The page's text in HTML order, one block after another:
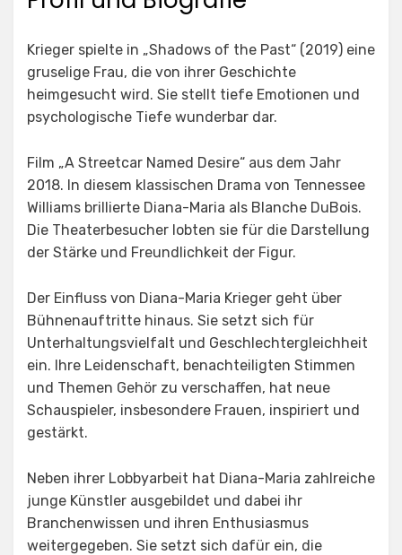
Krieger spielte in „Shadows of the Past“ (2019) eine
gruselige Frau, die von ihrer Geschichte
heimgesucht wird. Sie stellt tiefe Emotionen und
psychologische Tiefe wunderbar dar.
Film „A Streetcar Named Desire“ aus dem Jahr
2018. In diesem klassischen Drama von Tennessee
Williams brillierte Diana-Maria als Blanche DuBois.
Die Theaterbesucher lobten sie für die Darstellung
der Stärke und Freundlichkeit der Figur.
Der Einfluss von Diana-Maria Krieger geht über
Bühnenauftritte hinaus. Sie setzt sich für
Unterhaltungsvielfalt und Geschlechtergleichheit
ein. Ihre Leidenschaft, benachteiligten Stimmen
und Themen Gehör zu verschaffen, hat neue
Schauspieler, insbesondere Frauen, inspiriert und
gestärkt.
Neben ihrer Lobbyarbeit hat Diana-Maria zahlreiche
junge Künstler ausgebildet und dabei ihr
Branchenwissen und ihren Enthusiasmus
weitergegeben. Sie setzt sich dafür ein, die